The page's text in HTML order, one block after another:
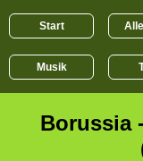
Start
Musik
Borussia